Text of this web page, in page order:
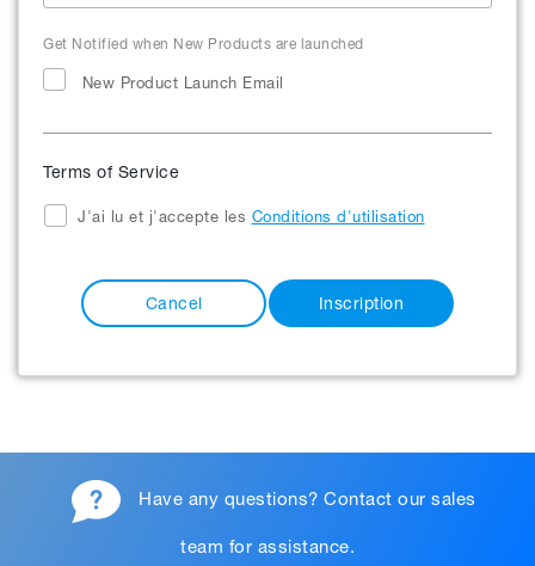
Get Notified when New Products are launched
New Product Launch Email
Terms of Service
J'ai lu et j'accepte les Conditions d'utilisation
Have any questions? Contact our sales
team for assistance.